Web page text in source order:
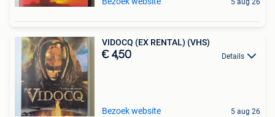
5 aug 26
VIDOCQ (EX RENTAL) (VHS)
€ 4,50 Details
Bezoek website 5 aug 26